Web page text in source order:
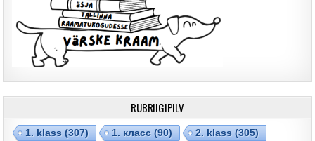
RUBRIIGIPILV
1. klass (307) 1. класс (90) 2. klass (305)